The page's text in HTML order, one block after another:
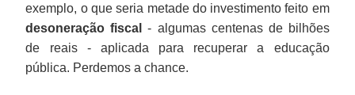
exemplo, o que seria metade do investimento feito em
desoneração fiscal
- algumas centenas de bilhões
de reais - aplicada para recuperar a educação
pública. Perdemos a chance.